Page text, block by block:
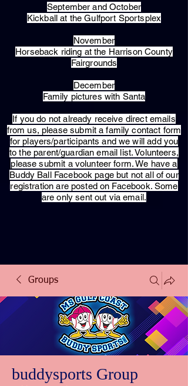
September and October
Kickball at the Gulfport Sportsplex
November
Horseback riding at the Harrison County
Fairgrounds
December
Family pictures with Santa
​If you do not already receive direct emails
from us, please submit a family contact form
for players/participants and we will add you
to the parent/guardian email list. Volunteers,
please submit a volunteer form. We have a
Buddy Ball Facebook page but not all of our
registration are posted on Facebook. Some
are only sent out via email.
Groups
buddysports Group